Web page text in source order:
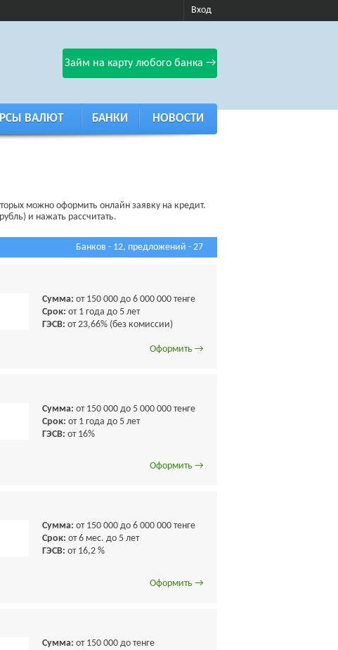
Вход
Займ на карту любого банка →
ВАЛЮТ БАНКИ НОВОСТИ
можно оформить онлайн заявку на кредит.
и нажать рассчитать.
Банков - 12, предложений - 27
Сумма: от 150 000 до 6 000 000 тенге
Срок: от 1 года до 5 лет
ГЭСВ: от 23,66% (без комиссии)
Оформить →
Сумма: от 150 000 до 5 000 000 тенге
Срок: от 1 года до 5 лет
ГЭСВ: от 16%
Оформить →
Сумма: от 150 000 до 6 000 000 тенге
Срок: от 6 мес. до 5 лет
ГЭСВ: от 16,2 %
Оформить →
Сумма: от 150 000 до тенге